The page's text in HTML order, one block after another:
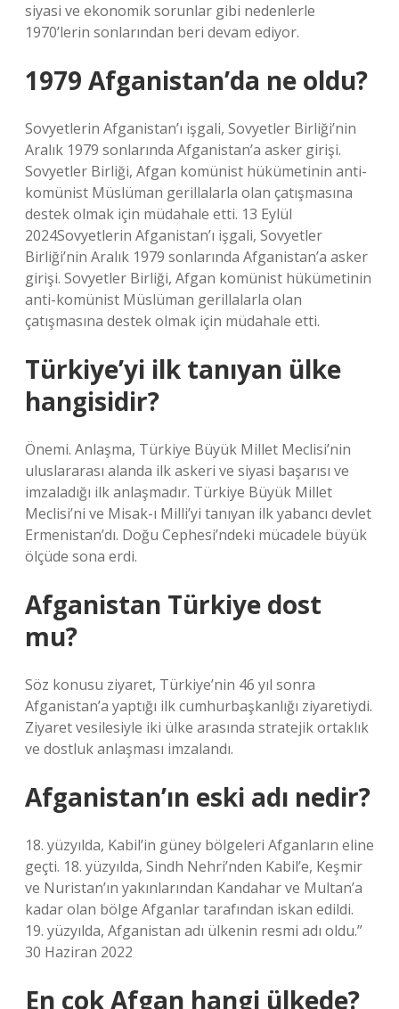
siyasi ve ekonomik sorunlar gibi nedenlerle
1970’lerin sonlarından beri devam ediyor.
1979 Afganistan’da ne oldu?
Sovyetlerin Afganistan’ı işgali, Sovyetler Birliği’nin
Aralık 1979 sonlarında Afganistan’a asker girişi.
Sovyetler Birliği, Afgan komünist hükümetinin anti-
komünist Müslüman gerillalarla olan çatışmasına
destek olmak için müdahale etti. 13 Eylül
2024Sovyetlerin Afganistan’ı işgali, Sovyetler
Birliği’nin Aralık 1979 sonlarında Afganistan’a asker
girişi. Sovyetler Birliği, Afgan komünist hükümetinin
anti-komünist Müslüman gerillalarla olan
çatışmasına destek olmak için müdahale etti.
Türkiye’yi ilk tanıyan ülke
hangisidir?
Önemi. Anlaşma, Türkiye Büyük Millet Meclisi’nin
uluslararası alanda ilk askeri ve siyasi başarısı ve
imzaladığı ilk anlaşmadır. Türkiye Büyük Millet
Meclisi’ni ve Misak-ı Milli’yi tanıyan ilk yabancı devlet
Ermenistan’dı. Doğu Cephesi’ndeki mücadele büyük
ölçüde sona erdi.
Afganistan Türkiye dost
mu?
Söz konusu ziyaret, Türkiye’nin 46 yıl sonra
Afganistan’a yaptığı ilk cumhurbaşkanlığı ziyaretiydi.
Ziyaret vesilesiyle iki ülke arasında stratejik ortaklık
ve dostluk anlaşması imzalandı.
Afganistan’ın eski adı nedir?
18. yüzyılda, Kabil’in güney bölgeleri Afganların eline
geçti. 18. yüzyılda, Sindh Nehri’nden Kabil’e, Keşmir
ve Nuristan’ın yakınlarından Kandahar ve Multan’a
kadar olan bölge Afganlar tarafından iskan edildi.
19. yüzyılda, Afganistan adı ülkenin resmi adı oldu.”
30 Haziran 2022
En çok Afgan hangi ülkede?